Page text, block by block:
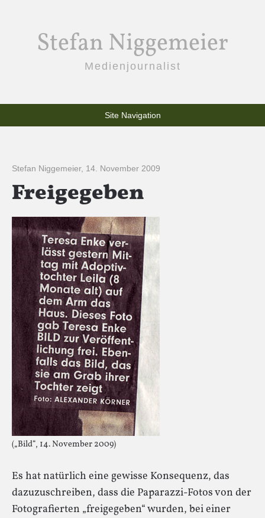
Stefan Niggemeier
Medienjournalist
Site Navigation
Stefan Niggemeier, 14. November 2009
Freigegeben
(„Bild“, 14. November 2009)
Es hat natürlich eine gewisse Konsequenz, das
dazuzuschreiben, dass die Paparazzi-Fotos von der
Fotografierten „freigegeben“ wurden, bei einer